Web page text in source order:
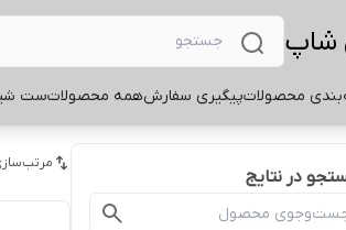
شاپ
محصولاتپیگیری سفارشهمه محصولاتست
در نتایج